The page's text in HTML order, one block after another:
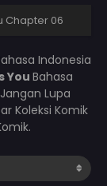
Chapter 06
Indonesia
You Bahasa
Lupa
Koleksi Komik